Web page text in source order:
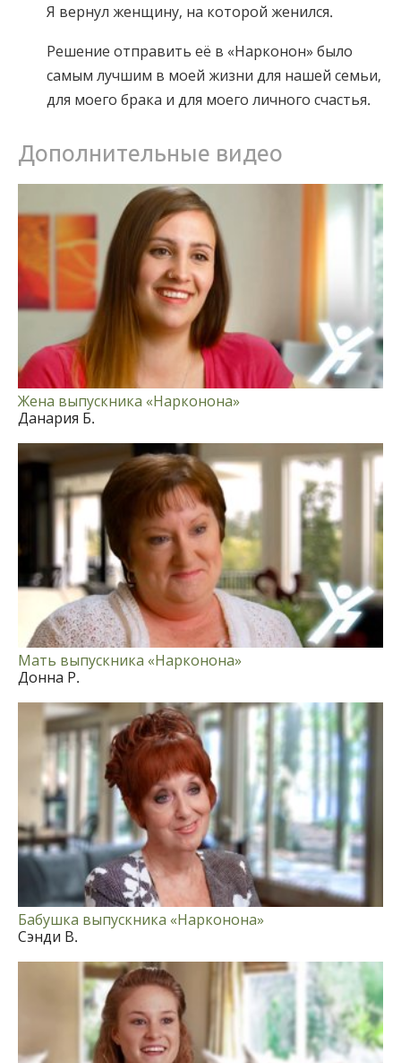
Я вернул женщину, на которой женился.
Решение отправить её в «Нарконон» было
самым лучшим в моей жизни для нашей семьи,
для моего брака и для моего личного счастья.
Дополнительные видео
Жена выпускника «Нарконона»
Данария Б.
Мать выпускника «Нарконона»
Донна Р.
Бабушка выпускника «Нарконона»
Сэнди В.